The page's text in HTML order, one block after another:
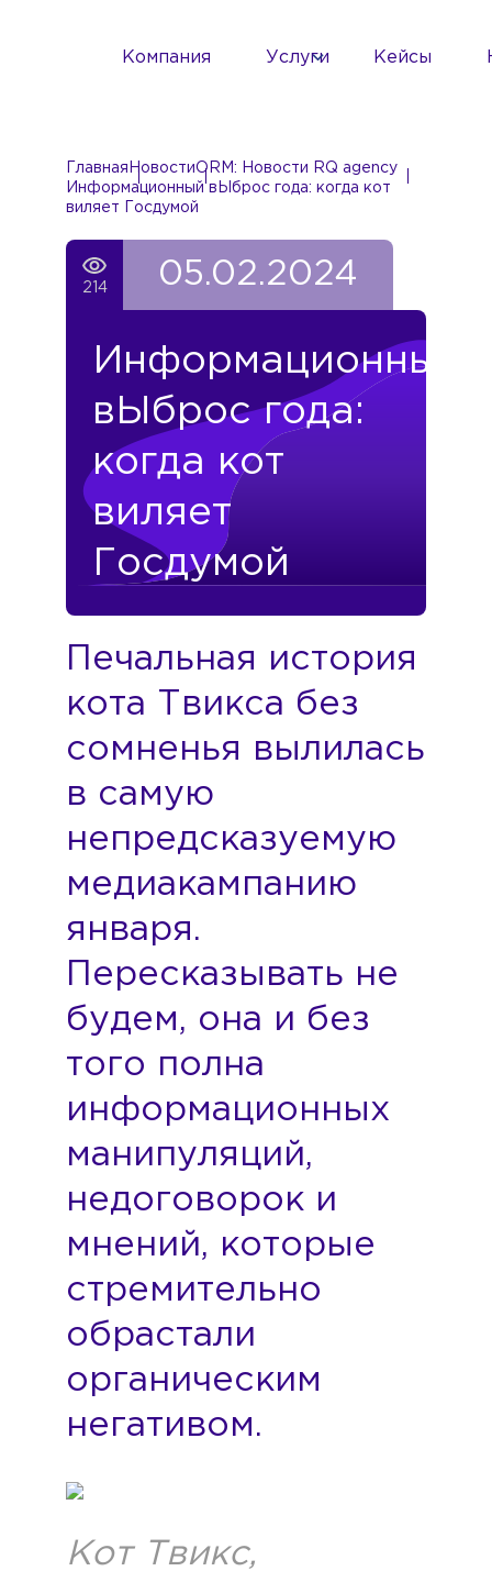
Компания Услуги Кейсы
Главная НовостиORM: Новости RQ agency
Информационный вЫброс года: когда кот
виляет Госдумой
214 05.02.2024
Информационный
вЫброс года:
когда кот
виляет
Госдумой
Печальная история
кота Твикса без
сомненья вылилась
в самую
непредсказуемую
медиакампанию
января.
Пересказывать не
будем, она и без
того полна
информационных
манипуляций,
недоговорок и
мнений, которые
стремительно
обрастали
органическим
негативом.
Кот Твикс,